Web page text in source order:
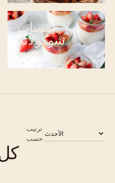
لمسات
شوكولاتة
16 فكرة
ترتيب
حسب